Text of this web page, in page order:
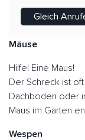
Gleich
Mäuse
Hilfe! Eine Maus!
Der Schreck ist
Dachboden oder
Maus im Garten
Wespen